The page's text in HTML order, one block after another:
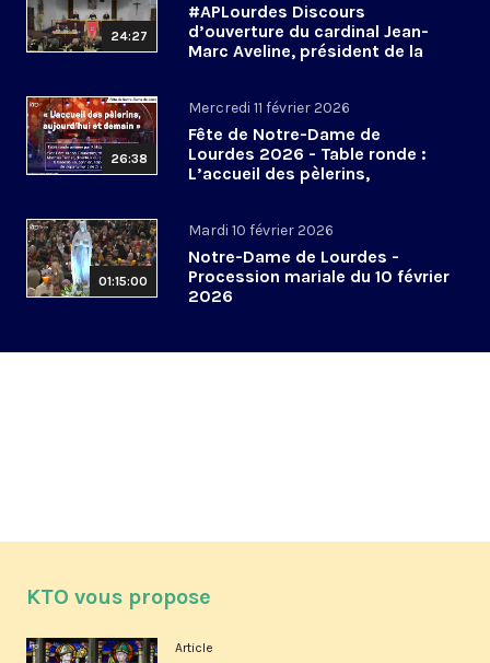
24:27
#APLourdes Discours
d’ouverture du cardinal Jean-
Marc Aveline, président de la
26:38
Mercredi 11 février 2026
Fête de Notre-Dame de
Lourdes 2026 - Table ronde :
L’accueil des pèlerins,
01:15:00
Mardi 10 février 2026
Notre-Dame de Lourdes -
Procession mariale du 10 février
2026
KTO vous propose
Article